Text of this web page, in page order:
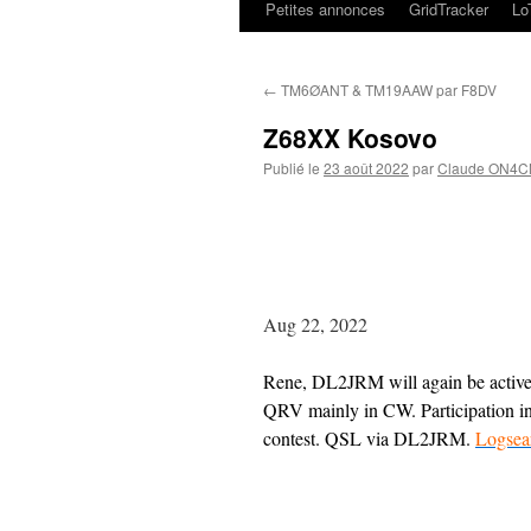
Petites annonces
GridTracker
← TM6ØANT & TM19AAW par F8DV
Z68XX Kosovo
Publié le 23 août 2022 parClaude
Aug 22, 2022
Rene, DL2JRM will again be
QRV mainly in CW. Participation
contest. QSL via DL2JRM.